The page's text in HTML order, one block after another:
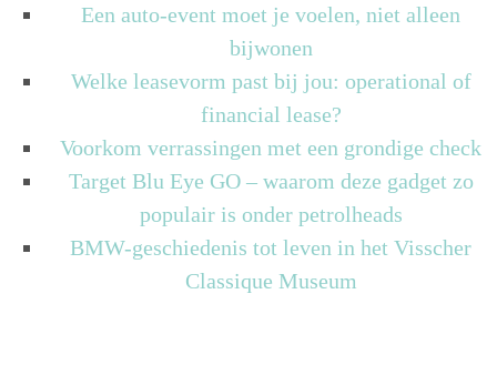
Een auto-event moet je voelen, niet alleen
bijwonen
Welke leasevorm past bij jou: operational of
financial lease?
Voorkom verrassingen met een grondige check
Target Blu Eye GO – waarom deze gadget zo
populair is onder petrolheads
BMW-geschiedenis tot leven in het Visscher
Classique Museum